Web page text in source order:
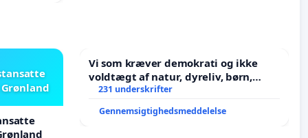
Vi som kræver demokrati og ikke
voldtægt af natur, dyreliv, børn,
unge Borgene har sagt NEJ i mange
231 underskrifter
Gennemsigtighedsmeddelelse